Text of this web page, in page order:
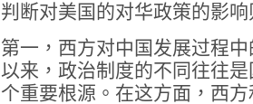
判断对美国的对华政策的影
第一，西方对中国发展过程
以来，政治制度的不同往往
个重要根源。在这方面，西